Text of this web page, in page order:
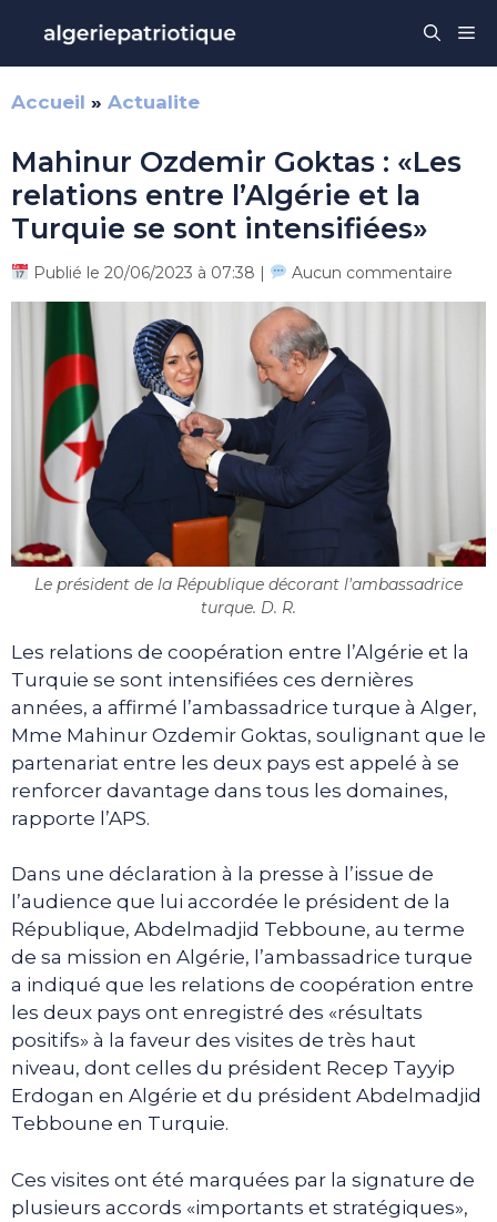
contenu
Accueil » Actualite
Mahinur Ozdemir Goktas : «Les
relations entre l’Algérie et la
Turquie se sont intensifiées»
Publié le 20/06/2023 à 07:38 | Aucun commentaire
Le président de la République décorant l'ambassadrice
turque. D. R.
Les relations de coopération entre l’Algérie et la
Turquie se sont intensifiées ces dernières
années, a affirmé l’ambassadrice turque à Alger,
Mme Mahinur Ozdemir Goktas, soulignant que le
partenariat entre les deux pays est appelé à se
renforcer davantage dans tous les domaines,
rapporte l’APS.
Dans une déclaration à la presse à l’issue de
l’audience que lui accordée le président de la
République, Abdelmadjid Tebboune, au terme
de sa mission en Algérie, l’ambassadrice turque
a indiqué que les relations de coopération entre
les deux pays ont enregistré des «résultats
positifs» à la faveur des visites de très haut
niveau, dont celles du président Recep Tayyip
Erdogan en Algérie et du président Abdelmadjid
Tebboune en Turquie.
Ces visites ont été marquées par la signature de
plusieurs accords «importants et stratégiques»,